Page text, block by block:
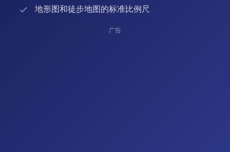
地形图和徒步地图的标准比例尺
广告